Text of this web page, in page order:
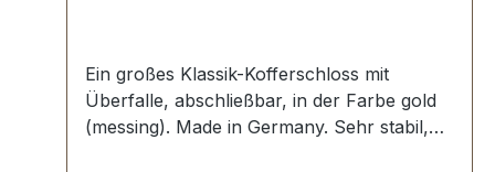
Ein großes Klassik-Kofferschloss mit
Überfalle, abschließbar, in der Farbe gold
(messing). Made in Germany. Sehr stabil,